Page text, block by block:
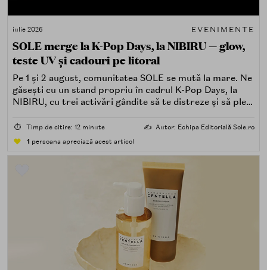
iulie 2026 EVENIMENTE
SOLE merge la K-Pop Days, la NIBIRU — glow,
teste UV și cadouri pe litoral
Pe 1 și 2 august, comunitatea SOLE se mută la mare. Ne
găsești cu un stand propriu în cadrul K-Pop Days, la
NIBIRU, cu trei activări gândite să te distreze și să pleci
⏱️ Timp de citire: 12 minute ✍️ Autor: Echipa Editorială Sole.ro
1 persoana apreciază acest articol